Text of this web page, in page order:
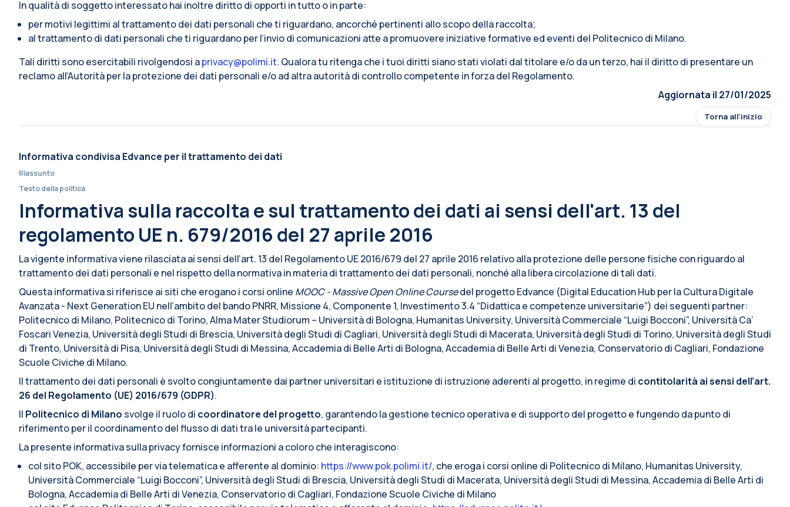
In qualità di soggetto interessato hai inoltre diritto di opporti in tutto o in parte:
per motivi legittimi al trattamento dei dati personali che ti riguardano, ancorché pertinenti allo scopo della raccolta;
al trattamento di dati personali che ti riguardano per l’invio di comunicazioni atte a promuovere iniziative formative ed eventi del Politecnico di Milano.
Tali diritti sono esercitabili rivolgendosi aprivacy@polimi.it. Qualora tu ritenga che i tuoi diritti siano stati violati dal titolare e/o da un terzo, hai il diritto di presentare un
reclamo all’Autorità per la protezione dei dati personali e/o ad altra autorità di controllo competente in forza del Regolamento.
Aggiornata il 27/01/2025
Torna all'inizio
Informativa condivisa Edvance per il trattamento dei dati
Riassunto
Testo della politica
Informativa sulla raccolta e sul trattamento dei dati ai sensi dell'art. 13 del
regolamento UE n. 679/2016 del 27 aprile 2016
La vigente informativa viene rilasciata ai sensi dell’art. 13 del Regolamento UE 2016/679 del 27 aprile 2016 relativo alla protezione delle persone fisiche con riguardo al
trattamento dei dati personali e nel rispetto della normativa in materia di trattamento dei dati personali, nonché alla libera circolazione di tali dati.
Questa informativa si riferisce ai siti che erogano i corsi online MOOC - Massive Open Online Coursedel progetto Edvance (Digital Education Hub per la Cultura Digitale
Avanzata - Next Generation EU nell’ambito del bando PNRR, Missione 4, Componente 1, Investimento 3.4 “Didattica e competenze universitarie”) dei seguenti partner:
Politecnico di Milano, Politecnico di Torino, Alma Mater Studiorum – Università di Bologna, Humanitas University, Università Commerciale “Luigi Bocconi”, Università Ca’
Foscari Venezia, Università degli Studi di Brescia, Università degli Studi di Cagliari, Università degli Studi di Macerata, Università degli Studi di Torino, Università degli Studi
di Trento, Università di Pisa, Università degli Studi di Messina, Accademia di Belle Arti di Bologna, Accademia di Belle Arti di Venezia, Conservatorio di Cagliari, Fondazione
Scuole Civiche di Milano.
Il trattamento dei dati personali è svolto congiuntamente dai partner universitari e istituzione di istruzione aderenti al progetto, in regime di contitolarità ai sensi dell’art.
26 del Regolamento (UE) 2016/679 (GDPR).
Il Politecnico di Milano svolge il ruolo di coordinatore del progetto, garantendo la gestione tecnico operativa e di supporto del progetto e fungendo da punto di
riferimento per il coordinamento del flusso di dati tra le università partecipanti.
La presente informativa sulla privacy fornisce informazioni a coloro che interagiscono:
col sito POK, accessibile per via telematica e afferente al dominio: https://www.pok.polimi.it/, che eroga i corsi online di Politecnico di Milano, Humanitas University,
Università Commerciale “Luigi Bocconi”, Università degli Studi di Brescia, Università degli Studi di Macerata, Università degli Studi di Messina, Accademia di Belle Arti di
Bologna, Accademia di Belle Arti di Venezia, Conservatorio di Cagliari, Fondazione Scuole Civiche di Milano